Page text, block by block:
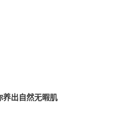
出自然无暇肌